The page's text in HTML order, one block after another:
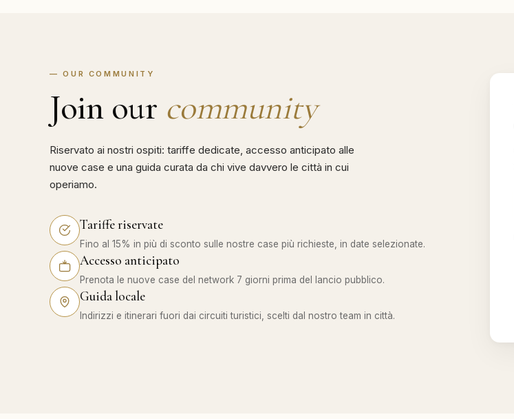
— OUR COMMUNITY
Join our community
Riservato ai nostri ospiti: tariffe dedicate, accesso anticipato alle
nuove case e una guida curata da chi vive davvero le città in cui
operiamo.
Tariffe riservate
Fino al 15% in più di sconto sulle nostre case più richieste, in date selezionate.
Accesso anticipato
Prenota le nuove case del network 7 giorni prima del lancio pubblico.
Guida locale
Indirizzi e itinerari fuori dai circuiti turistici, scelti dal nostro team in città.